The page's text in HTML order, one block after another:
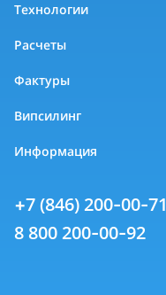
Технологии
Расчеты
Фактуры
Випсилинг
Информация
+7 (846) 200-00-71
8 800 200-00-92